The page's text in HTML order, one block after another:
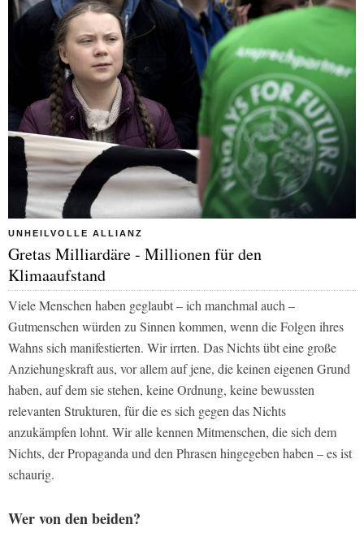
UNHEILVOLLE ALLIANZ
Gretas Milliardäre - Millionen für den
Klimaaufstand
Viele Menschen haben geglaubt – ich manchmal auch –
Gutmenschen würden zu Sinnen kommen, wenn die Folgen ihres
Wahns sich manifestierten. Wir irrten. Das Nichts übt eine große
Anziehungskraft aus, vor allem auf jene, die keinen eigenen Grund
haben, auf dem sie stehen, keine Ordnung, keine bewussten
relevanten Strukturen, für die es sich gegen das Nichts
anzukämpfen lohnt. Wir alle kennen Mitmenschen, die sich dem
Nichts, der Propaganda und den Phrasen hingegeben haben – es ist
schaurig.
Wer von den beiden?